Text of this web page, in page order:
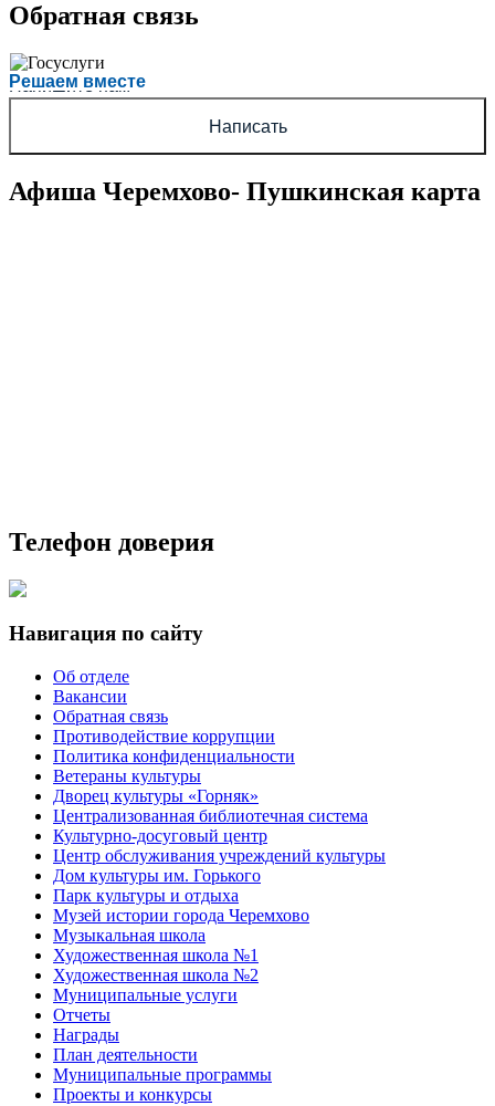
Обратная связь
Решаем вместе
Есть вопрос?
Напишите нам
Написать
Афиша Черемхово- Пушкинская карта
Телефон доверия
Навигация по сайту
Об отделе
Вакансии
Обратная связь
Противодействие коррупции
Политика конфиденциальности
Ветераны культуры
Дворец культуры «Горняк»
Централизованная библиотечная система
Культурно-досуговый центр
Центр обслуживания учреждений культуры
Дом культуры им. Горького
Парк культуры и отдыха
Музей истории города Черемхово
Музыкальная школа
Художественная школа №1
Художественная школа №2
Муниципальные услуги
Отчеты
Награды
План деятельности
Муниципальные программы
Проекты и конкурсы